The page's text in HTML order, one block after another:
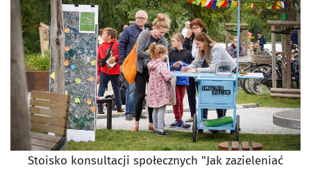
Stoisko konsultacji społecznych "Jak zazieleniać